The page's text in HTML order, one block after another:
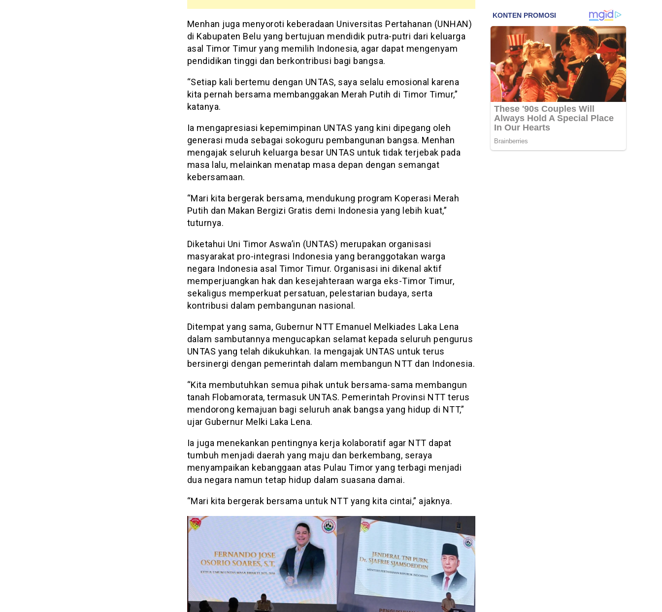
Menhan juga menyoroti keberadaan Universitas Pertahanan (UNHAN)
di Kabupaten Belu yang bertujuan mendidik putra-putri dari keluarga
asal Timor Timur yang memilih Indonesia, agar dapat mengenyam
pendidikan tinggi dan berkontribusi bagi bangsa.
“Setiap kali bertemu dengan UNTAS, saya selalu emosional karena
kita pernah bersama membanggakan Merah Putih di Timor Timur,”
katanya.
Ia mengapresiasi kepemimpinan UNTAS yang kini dipegang oleh
generasi muda sebagai sokoguru pembangunan bangsa. Menhan
mengajak seluruh keluarga besar UNTAS untuk tidak terjebak pada
masa lalu, melainkan menatap masa depan dengan semangat
kebersamaan.
“Mari kita bergerak bersama, mendukung program Koperasi Merah
Putih dan Makan Bergizi Gratis demi Indonesia yang lebih kuat,”
tuturnya.
Diketahui Uni Timor Aswa’in (UNTAS) merupakan organisasi
masyarakat pro-integrasi Indonesia yang beranggotakan warga
negara Indonesia asal Timor Timur. Organisasi ini dikenal aktif
memperjuangkan hak dan kesejahteraan warga eks-Timor Timur,
sekaligus memperkuat persatuan, pelestarian budaya, serta
kontribusi dalam pembangunan nasional.
Ditempat yang sama, Gubernur NTT Emanuel Melkiades Laka Lena
dalam sambutannya mengucapkan selamat kepada seluruh pengurus
UNTAS yang telah dikukuhkan. Ia mengajak UNTAS untuk terus
bersinergi dengan pemerintah dalam membangun NTT dan Indonesia.
“Kita membutuhkan semua pihak untuk bersama-sama membangun
tanah Flobamorata, termasuk UNTAS. Pemerintah Provinsi NTT terus
mendorong kemajuan bagi seluruh anak bangsa yang hidup di NTT,”
ujar Gubernur Melki Laka Lena.
Ia juga menekankan pentingnya kerja kolaboratif agar NTT dapat
tumbuh menjadi daerah yang maju dan berkembang, seraya
menyampaikan kebanggaan atas Pulau Timor yang terbagi menjadi
dua negara namun tetap hidup dalam suasana damai.
“Mari kita bergerak bersama untuk NTT yang kita cintai,” ajaknya.